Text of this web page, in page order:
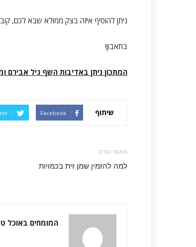
ניתן להוסיף איזה בצק ממולא שבא לכם,
בתאבון!
המתכון ניתן באדיבות השף גיל אבירם
שיתוף Facebook
מאמר קודם
למה להזמין שמן זית בכמויות
המומחים באוכל